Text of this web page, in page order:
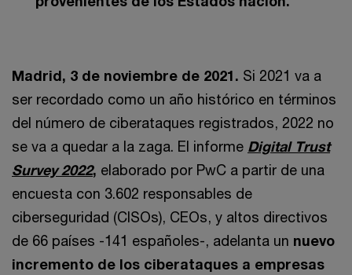
Madrid, 3 de noviembre de 2021. Si 2021 va a
ser recordado como un año histórico en términos
del número de ciberataques registrados, 2022 no
se va a quedar a la zaga. El informe Digital Trust
Survey 2022, elaborado por PwC a partir de una
encuesta con 3.602 responsables de
ciberseguridad (CISOs), CEOs, y altos directivos
de 66 países -141 españoles-, adelanta un nuevo
incremento de los ciberataques a empresas